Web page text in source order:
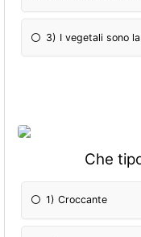
3) I vegetali sono
Che
1) Croccante